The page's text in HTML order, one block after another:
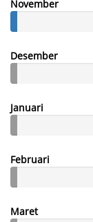
November
Desember
Januari
Februari
Maret